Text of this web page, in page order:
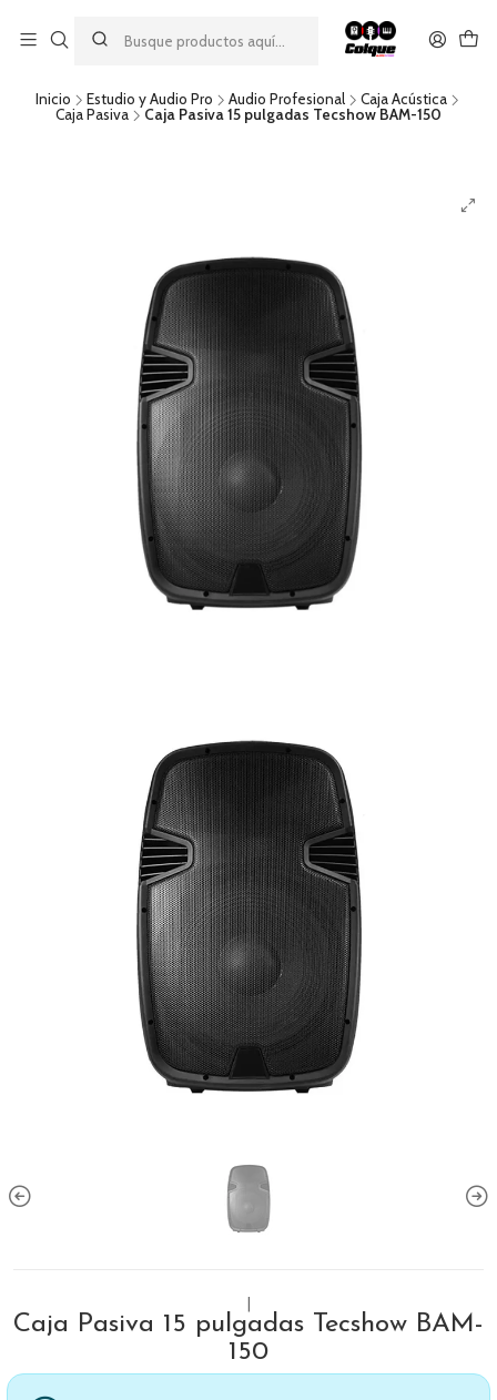
descuento por pago con transferencia bancaria
por una compra mínima de $49.990. Este descuento no es
acumulable a otras promociones ni aplicable a gastos de envío.
Inicio Estudio y Audio Pro Audio Profesional
Caja Acústica
Caja Pasiva
Caja Pasiva 15 pulgadas Tecshow BAM-150
Caja Pasiva 15 pulgadas Tecshow BAM-
150